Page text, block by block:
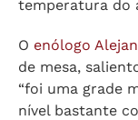
temperatura do
O enólogo
de mesa,
“foi uma grade
nível bastante